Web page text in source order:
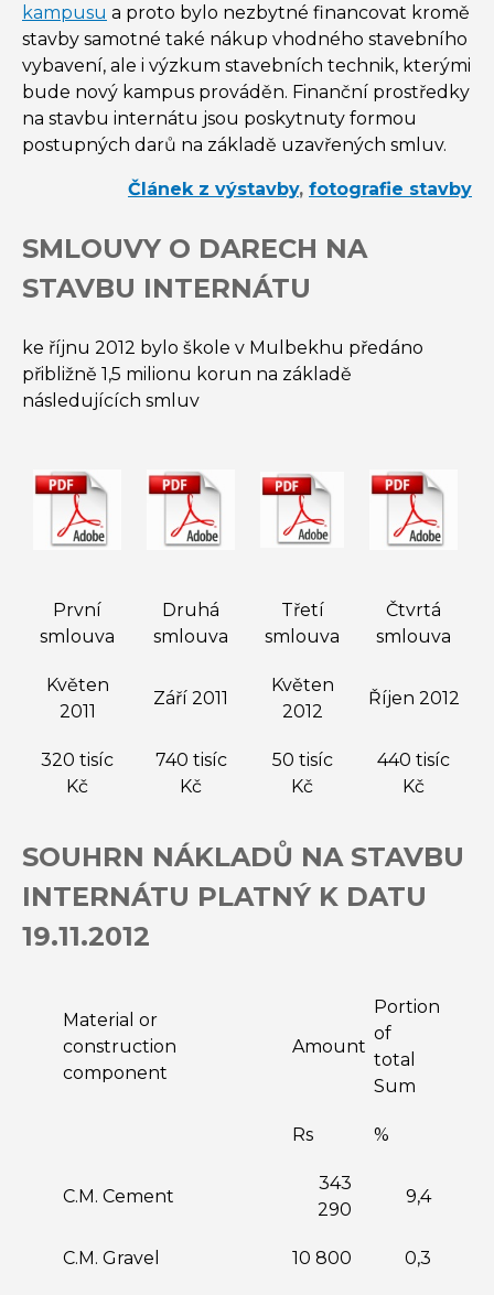
kampusu a proto bylo nezbytné financovat kromě
stavby samotné také nákup vhodného stavebního
vybavení, ale i výzkum stavebních technik, kterými
bude nový kampus prováděn. Finanční prostředky
na stavbu internátu jsou poskytnuty formou
postupných darů na základě uzavřených smluv.
Článek z výstavby, fotografie stavby
SMLOUVY O DARECH NA
STAVBU INTERNÁTU
ke říjnu 2012 bylo škole v Mulbekhu předáno
přibližně 1,5 milionu korun na základě
následujících smluv
První
smlouva
Druhá
smlouva
Třetí
smlouva
Čtvrtá
smlouva
Květen
2011
Září 2011
Květen
2012
Říjen 2012
320 tisíc
Kč
740 tisíc
Kč
50 tisíc
Kč
440 tisíc
Kč
SOUHRN NÁKLADŮ NA STAVBU
INTERNÁTU PLATNÝ K DATU
19.11.2012
Material or
construction
component
Amount
Portion
of
total
Sum
Rs %
C.M. Cement
343
290
9,4
C.M. Gravel 10 800 0,3